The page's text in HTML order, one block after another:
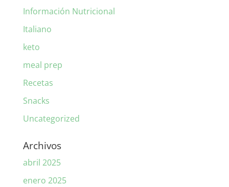
Información Nutricional
Italiano
keto
meal prep
Recetas
Snacks
Uncategorized
Archivos
abril 2025
enero 2025